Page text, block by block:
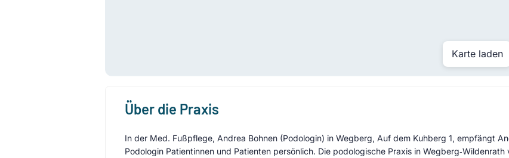
Karte laden
Über die Praxis
In der Med. Fußpflege, Andrea Bohnen (Podologin) in Wegberg, Auf dem Kuhberg 1, empfängt
Podologin Patientinnen und Patienten persönlich. Die podologische Praxis in